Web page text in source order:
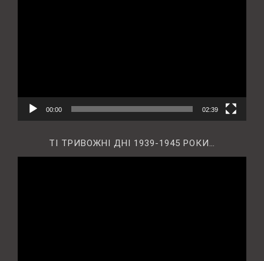
00:00 02:39
ТІ ТРИВОЖНІ ДНІ 1939-1945 РОКИ…